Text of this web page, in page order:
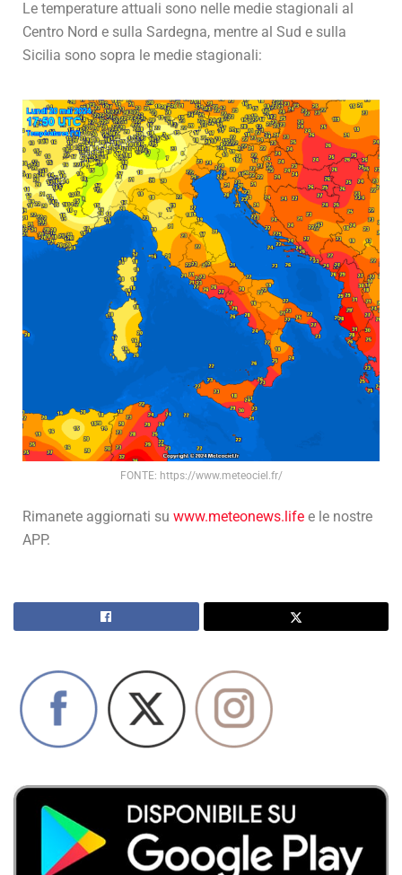
Le temperature attuali sono nelle medie stagionali al
Centro Nord e sulla Sardegna, mentre al Sud e sulla
Sicilia sono sopra le medie stagionali:
FONTE: https://www.meteociel.fr/
Rimanete aggiornati su www.meteonews.life e le nostre
APP.